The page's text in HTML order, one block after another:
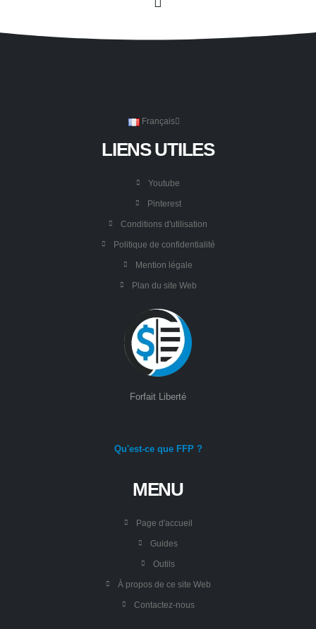
Français
LIENS UTILES
Youtube
Pinterest
Conditions d'utilisation
Politique de confidentialité
Mention légale
Plan du site Web
Forfait Liberté
Qu'est-ce que FFP ?
MENU
Page d'accueil
Guides
Outils
À propos de ce site Web
Contactez-nous